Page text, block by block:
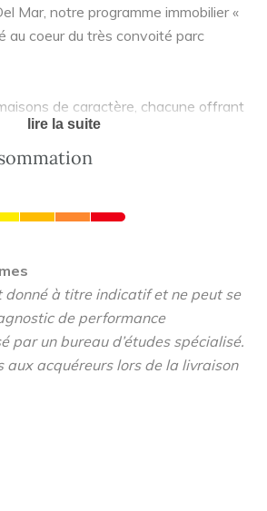
Mar, notre programme immobilier «
au coeur du très convoité parc
de caractère, chacune offrant
haut-de-gamme, pour un
intimiste et élégant.
composées de matériaux nobles et
soigneusement sélectionnés.
équipés pour répondre à tous
de vie sont spacieux, lumineux
de vie élégant, au charme unique.
un jardin verdoyant pouvant
privative.
calme à proximité du centre-ville
lire la suite
donné à titre indicatif et ne peut se
de performance
par un bureau d’études spécialisé.
aux acquéreurs lors de la livraison